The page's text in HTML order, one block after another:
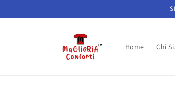
ai contenuti
Home Chi